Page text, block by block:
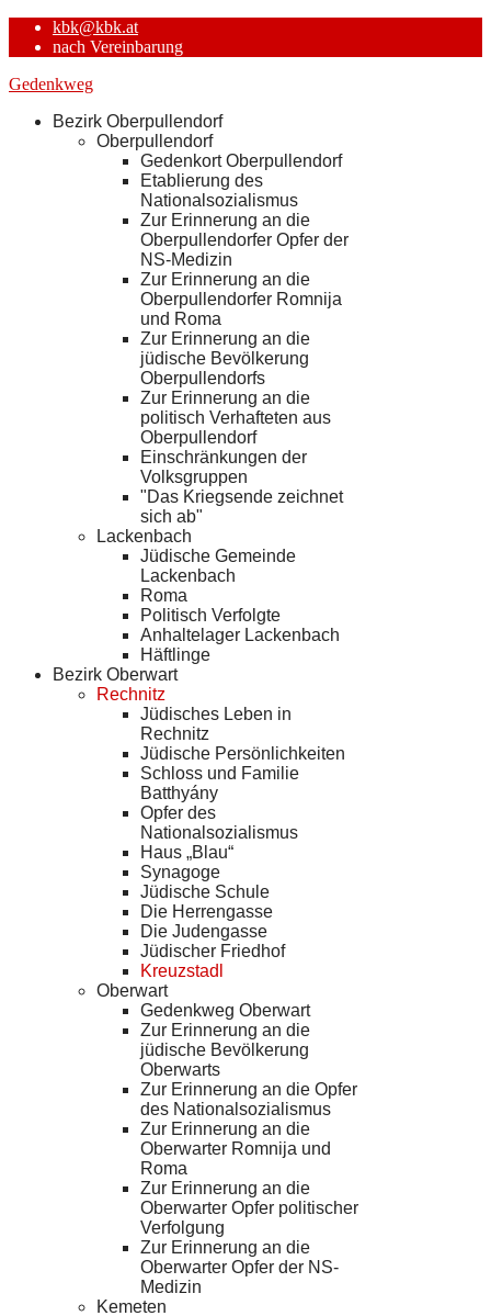
kbk@kbk.at
nach Vereinbarung
Gedenkweg
Bezirk Oberpullendorf
Oberpullendorf
Gedenkort Oberpullendorf
Etablierung des
Nationalsozialismus
Zur Erinnerung an die
Oberpullendorfer Opfer der
NS-Medizin
Zur Erinnerung an die
Oberpullendorfer Romnija
und Roma
Zur Erinnerung an die
jüdische Bevölkerung
Oberpullendorfs
Zur Erinnerung an die
politisch Verhafteten aus
Oberpullendorf
Einschränkungen der
Volksgruppen
"Das Kriegsende zeichnet
sich ab"
Lackenbach
Jüdische Gemeinde
Lackenbach
Roma
Politisch Verfolgte
Anhaltelager Lackenbach
Häftlinge
Bezirk Oberwart
Rechnitz
Jüdisches Leben in
Rechnitz
Jüdische Persönlichkeiten
Schloss und Familie
Batthyány
Opfer des
Nationalsozialismus
Haus „Blau“
Synagoge
Jüdische Schule
Die Herrengasse
Die Judengasse
Jüdischer Friedhof
Kreuzstadl
Oberwart
Gedenkweg Oberwart
Zur Erinnerung an die
jüdische Bevölkerung
Oberwarts
Zur Erinnerung an die Opfer
des Nationalsozialismus
Zur Erinnerung an die
Oberwarter Romnija und
Roma
Zur Erinnerung an die
Oberwarter Opfer politischer
Verfolgung
Zur Erinnerung an die
Oberwarter Opfer der NS-
Medizin
Kemeten